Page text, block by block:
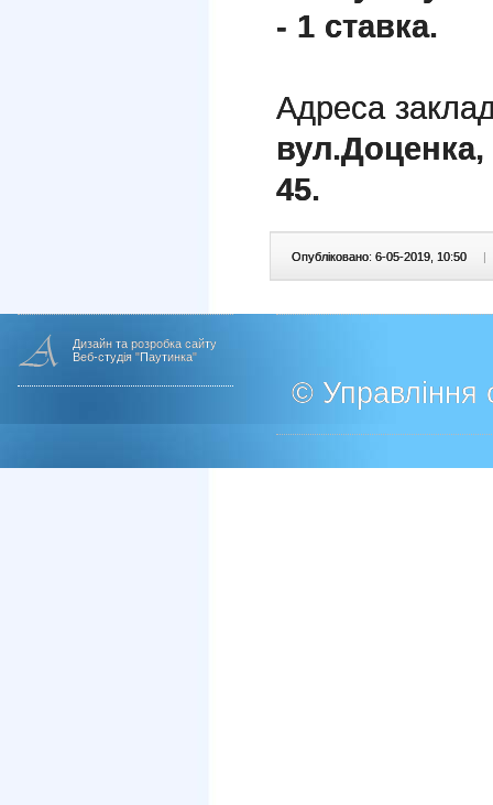
- 1 ставка.
Адреса
45.
Опубліковано: 6-05-2019, 10:50 |
Дизайн та розробка сайту
Веб-студія "Паутинка"
© Управління